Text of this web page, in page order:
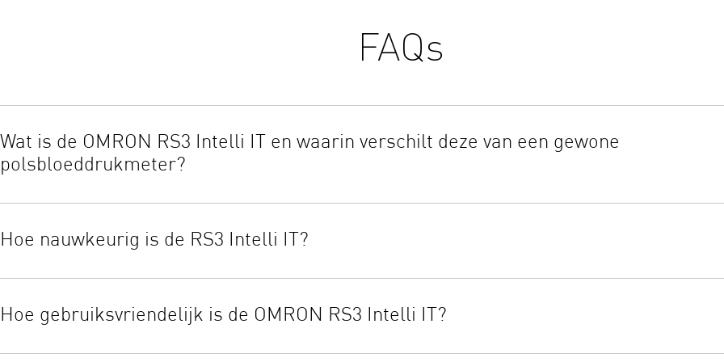
FAQs
Wat is de OMRON RS3 Intelli IT en waarin verschilt deze van een gewone
polsbloeddrukmeter?
onderweg. In vergelijking met standaard polsbloeddrukmeters beschikt deze over Bluetooth-connectiviteit, een
technologie en detectie van onregelmatige hartslag, wat zorgt voor een verbeterde nauwkeurigheid en gebruiksgemak
Hoe nauwkeurig is de RS3 Intelli IT?
controleert of de manchet goed is aangebracht, wat bijdraagt aan betrouwbaardere resultaten
Hoe gebruiksvriendelijk is de OMRON RS3 Intelli IT?